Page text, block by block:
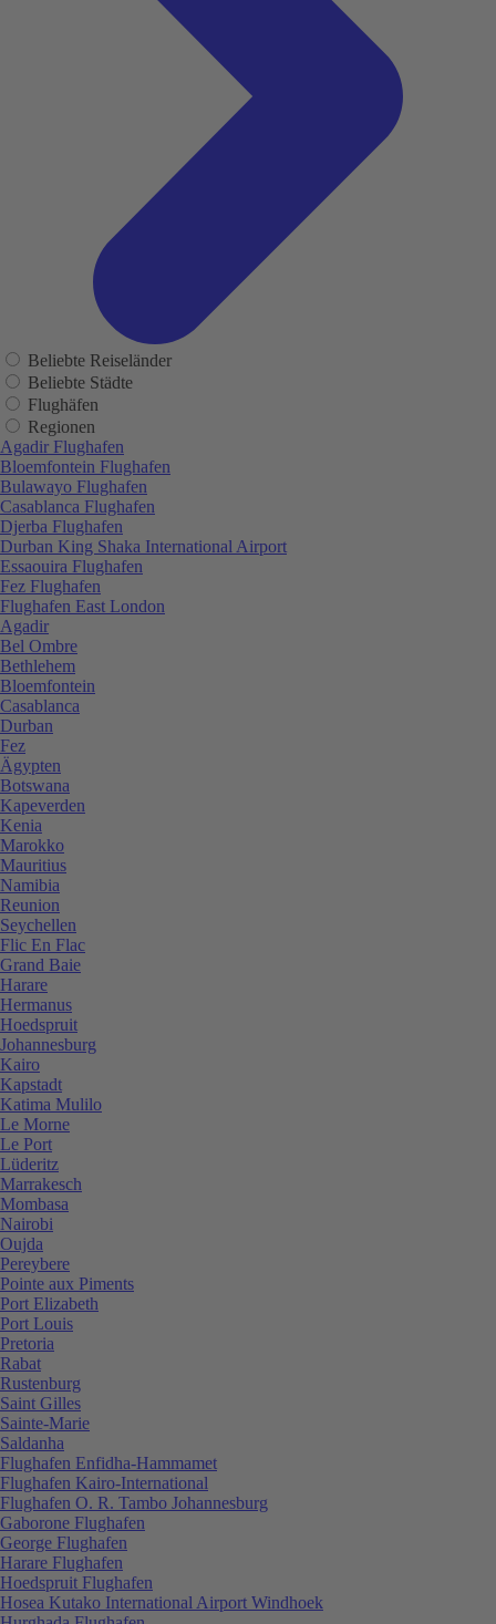
Beliebte Reiseländer
Beliebte Städte
Flughäfen
Regionen
Agadir Flughafen
Bloemfontein Flughafen
Bulawayo Flughafen
Casablanca Flughafen
Djerba Flughafen
Durban King Shaka International Airport
Essaouira Flughafen
Fez Flughafen
Flughafen East London
Agadir
Bel Ombre
Bethlehem
Bloemfontein
Casablanca
Durban
Fez
Ägypten
Botswana
Kapeverden
Kenia
Marokko
Mauritius
Namibia
Reunion
Seychellen
Flic En Flac
Grand Baie
Harare
Hermanus
Hoedspruit
Johannesburg
Kairo
Kapstadt
Katima Mulilo
Le Morne
Le Port
Lüderitz
Marrakesch
Mombasa
Nairobi
Oujda
Pereybere
Pointe aux Piments
Port Elizabeth
Port Louis
Pretoria
Rabat
Rustenburg
Saint Gilles
Sainte-Marie
Saldanha
Flughafen Enfidha-Hammamet
Flughafen Kairo-International
Flughafen O. R. Tambo Johannesburg
Gaborone Flughafen
George Flughafen
Harare Flughafen
Hoedspruit Flughafen
Hosea Kutako International Airport Windhoek